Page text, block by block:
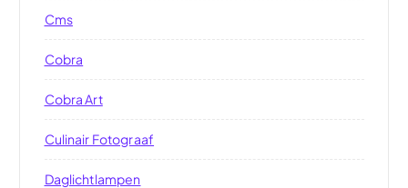
Cms
Cobra
Cobra Art
Culinair Fotograaf
Daglichtlampen